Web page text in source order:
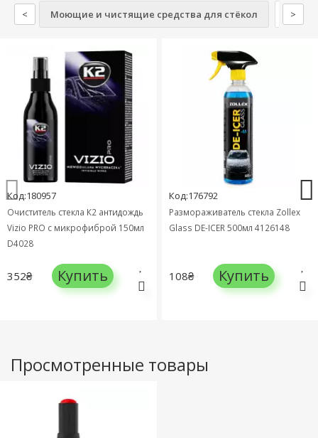
< Моющие и чистящие средства для стёкол >
Код:180957
Очиститель стекла К2 антидождь
Vizio PRO с микрофиброй 150мл
D4028
352₴ Купить
Код:176792
Размораживатель стекла Zollex
Glass DE-ICER 500мл 4126148
108₴ Купить
Просмотренные товары